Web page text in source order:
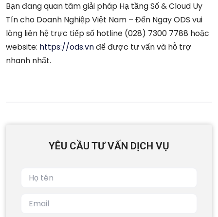
Bạn đang quan tâm giải pháp Hạ tầng Số & Cloud Uy
Tín cho Doanh Nghiệp Việt Nam – Đến Ngay ODS vui
lòng liên hệ trực tiếp số hotline (028) 7300 7788 hoặc
website: https://ods.vnđể được tư vấn và hỗ trợ
nhanh nhất.
YÊU CẦU TƯ VẤN DỊCH VỤ